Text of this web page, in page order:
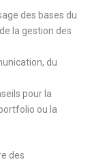
des bases du
la gestion des
du
pour la
ou la
des